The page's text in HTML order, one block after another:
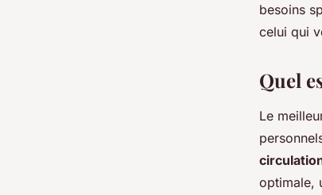
besoins
celui qui
Quel
Le
optimale,